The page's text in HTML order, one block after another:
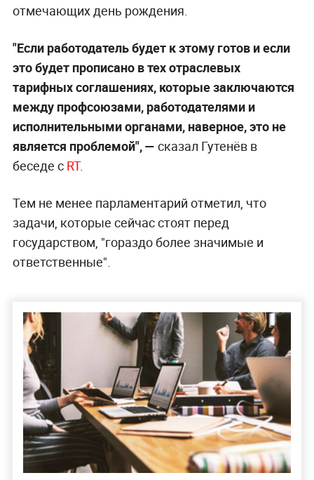
отмечающих день рождения.
"Если работодатель будет к этому готов и если
это будет прописано в тех отраслевых
тарифных соглашениях, которые заключаются
между профсоюзами, работодателями и
исполнительными органами, наверное, это не
является проблемой", — сказал Гутенёв в
беседе с RT.
Тем не менее парламентарий отметил, что
задачи, которые сейчас стоят перед
государством, "гораздо более значимые и
ответственные".